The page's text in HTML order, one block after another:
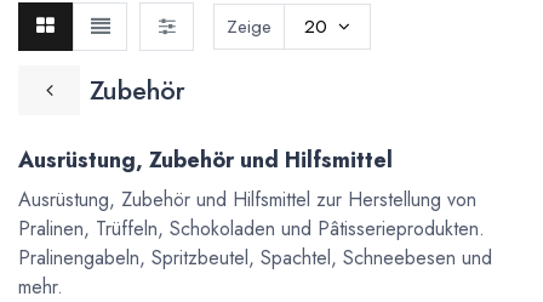
Zubehör
Zeige 20
Ausrüstung, Zubehör und Hilfsmittel
Ausrüstung, Zubehör und Hilfsmittel zur Herstellung von
Pralinen, Trüffeln, Schokoladen und Pâtisserieprodukten.
Pralinengabeln, Spritzbeutel, Spachtel, Schneebesen und
mehr.